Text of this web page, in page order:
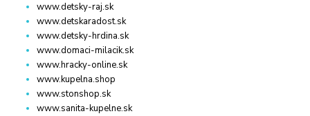
www.detsky-raj.sk
www.detskaradost.sk
www.detsky-hrdina.sk
www.domaci-milacik.sk
www.hracky-online.sk
www.kupelna.shop
www.stonshop.sk
www.sanita-kupelne.sk